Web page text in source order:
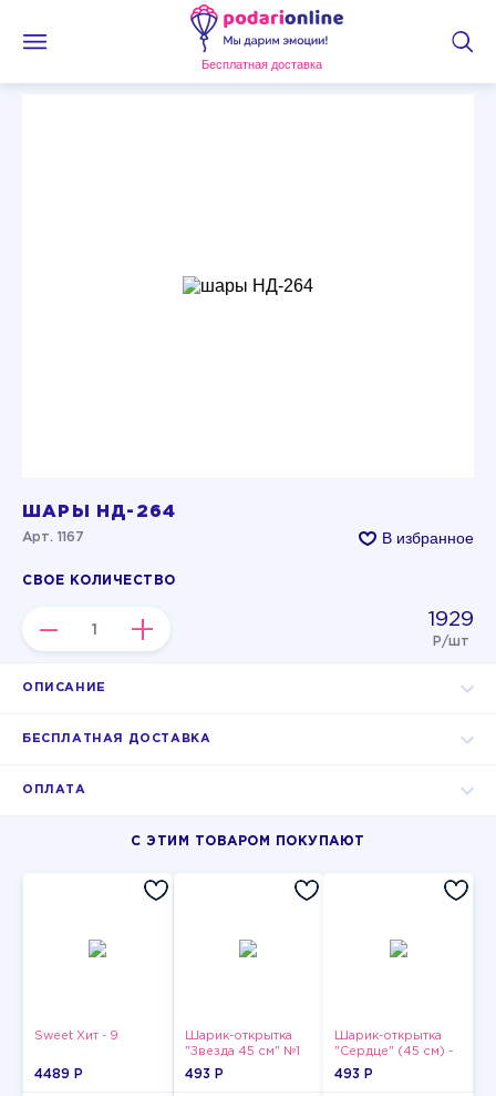
Бесплатная доставка
ШАРЫ НД-264
Арт. 1167 В избранное
СВОЕ КОЛИЧЕСТВО
– + 1929
Р/шт
ОПИСАНИЕ
БЕСПЛАТНАЯ ДОСТАВКА
ОПЛАТА
С ЭТИМ ТОВАРОМ ПОКУПАЮТ
Sweet Хит - 9
4489 P
Шарик-открытка
"Звезда 45 см" №1
493 P
Шарик-открытка
"Сердце" (45 см) -
2
493 P